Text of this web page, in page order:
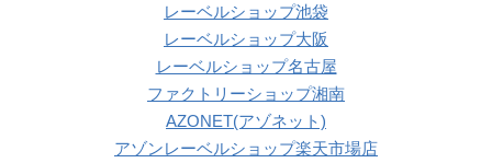
レーベルショップ池袋
レーベルショップ大阪
レーベルショップ名古屋
ファクトリーショップ湘南
AZONET(アゾネット)
アゾンレーベルショップ楽天市場店